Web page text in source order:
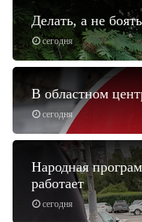
сегодня
Делать, а не
сегодня
В областном
сегодня
Народная
работает